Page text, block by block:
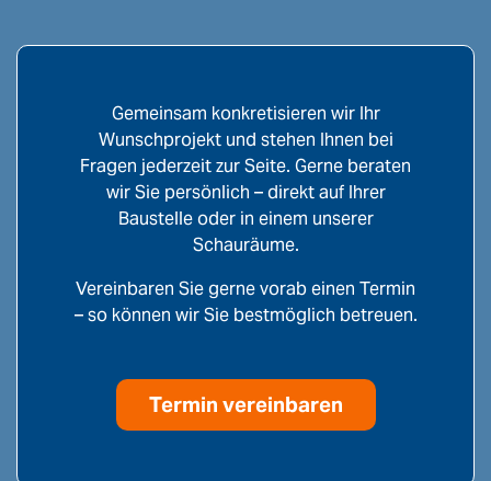
Gemeinsam konkretisieren wir Ihr
Wunschprojekt und stehen Ihnen bei
Fragen jederzeit zur Seite. Gerne beraten
wir Sie persönlich – direkt auf Ihrer
Baustelle oder in einem unserer
Schauräume.
Vereinbaren Sie gerne vorab einen Termin
– so können wir Sie bestmöglich betreuen.
Termin vereinbaren